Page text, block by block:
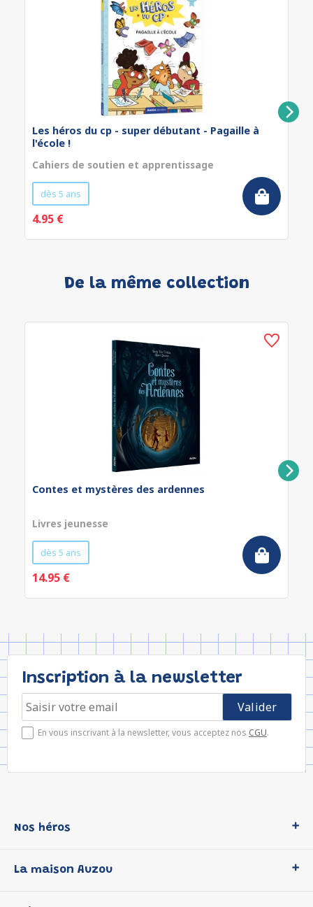
Les héros du cp - super débutant - Pagaille à
l'école !
Cahiers de soutien et apprentissage
dès 5 ans
4.95 €
De la même collection
Contes et mystères des ardennes
Livres jeunesse
dès 5 ans
14.95 €
Inscription à la newsletter
En vous inscrivant à la newsletter, vous acceptez nos CGU.
Nos héros
P'tit Loup
La maison Auzou